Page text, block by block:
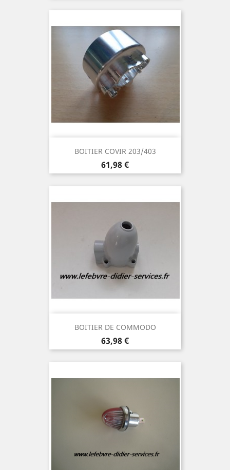
BOITIER COVIR 203/403
Prix
61,98 €
BOITIER DE COMMODO
Prix
63,98 €